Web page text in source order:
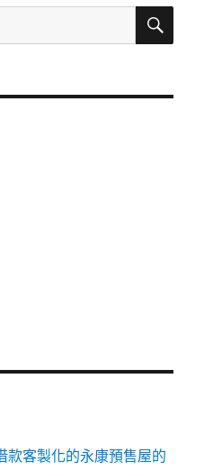
搜
款客製化的永康預售屋的